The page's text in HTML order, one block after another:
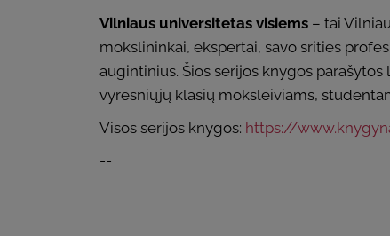
Vilniaus universitetas visiems – tai
mokslininkai, ekspertai, savo srities
augintinius. Šios serijos knygos
vyresniųjų klasių moksleiviams,
Visos serijos knygos: https://
--